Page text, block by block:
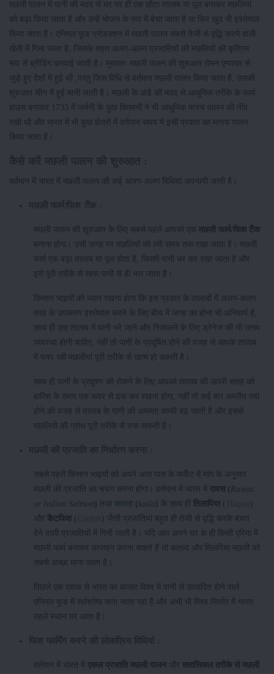
मछली पालन में पानी की मदद से घर पर ही एक छोटा तालाब या पूल बनाकर मछलियां
को बड़ा किया जाता है और उन्हें भोजन के रूप में बेचा जाता है या फिर खुद भी इस्तेमाल
किया जाता है। एनिमल फूड प्रोडक्शन में मछली पालन सबसे तेजी से वृद्धि करने वाली
खेती में गिना जाता है, जिसके तहत अलग-अलग प्रजातियों की मछलियों की कृत्रिम
रूप से ब्रीडिंग करवाई जाती है। मुख्यतः मछली पालन की शुरुआत रोमन एम्पायर से
जुड़े हुए देशों में हुई थी ,परंतु जिस विधि से वर्तमान मछली पालन किया जाता है, उसकी
शुरुआत चीन में हुई मानी जाती है। मछली के अंडे की मदद से आधुनिक तरीके के फार्म
हाउस बनाकर 1733 में जर्मनी के कुछ किसानों ने भी आधुनिक मत्स्य पालन की नींव
रखी थी और भारत में भी कुछ क्षेत्रों में वर्तमान समय में इसी प्रकार का मत्स्य पालन
किया जाता है।
वर्तमान में भारत में मछली पालन की कई अलग-अलग विधियां अपनायी जाती है।
मछली पालन की शुरुआत के लिए सबसे पहले आपको एक मछली फार्म/फिश टैंक
बनाना होगा। उसी जगह पर मछलियों को लंबे समय तक रखा जाता है। मछली
फार्म एक बड़ा तालाब या पूल होता है, जिसमें पानी भर कर रखा जाता है और
इसे पूरी तरीके से साफ पानी से ही भरा जाता है।
किसान भाइयों को ध्यान रखना होगा कि इस प्रकार के तालाबों में अलग-अलग
तरह के उपकरण इस्तेमाल करने के लिए बीच में जगह का होना भी अनिवार्य है,
साथ ही उस तालाब में पानी भरे जाने और निकालने के लिए ड्रेनेज की भी उत्तम
व्यवस्था होनी चाहिए, नहीं तो पानी के प्रदूषित होने की वजह से आपके तालाब
में पनप रही मछलीयां पूरी तरीके से खत्म हो सकती है।
साथ ही पानी के प्रदूषण को रोकने के लिए आपको तालाब की ऊपरी सतह को
बारिश के समय एक कवर से ढक कर रखना होगा, नहीं तो कई बार अम्लीय वर्षा
होने की वजह से तालाब के पानी की अम्लता काफी बढ़ जाती है और इससे
मछलियों की ग्रोथ पूरी तरीके से रुक सकती है।
सबसे पहले किसान भाइयों को अपने आस पास के मार्केट में मांग के अनुसार
मछली की प्रजाति का चयन करना होगा। वर्तमान में भारत में रावस ( Rawas
or Indian Salmon) तथा कतला (katla) के साथ ही तिलापिया ( Tilapia )
और कैटफिश ( Catfish ) जैसी प्रजातियां बहुत ही तेजी से वृद्धि करके बचत
देने वाली प्रजातियों में गिनी जाती है। यदि आप अपने घर के ही किसी एरिया में
मछली फार्म बनाकर उत्पादन करना चाहते हैं तो कतला और तिलपिया मछली को
सबसे अच्छा माना जाता है।
पिछले एक दशक से भारत का बाजार विश्व में पानी से उत्पादित होने वाले
एनिमल फूड में सर्वश्रेष्ठ माना जाता रहा है और अभी भी विश्व निर्यात में भारत
पहले स्थान पर आता है।
वर्तमान में भारत में एकल प्रजाति मछली पालन और क्लासिकल तरीके से मछली